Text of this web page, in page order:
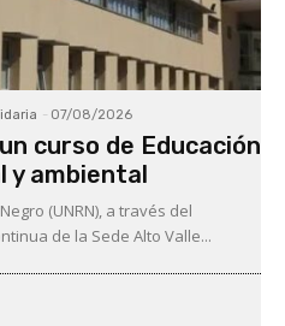
- 07/08/2026
curso de Educación
y ambiental
(UNRN), a través del
de la Sede Alto Valle...